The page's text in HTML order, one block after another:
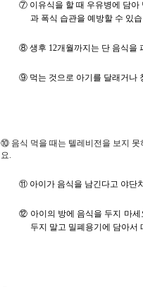
⑦ 이유식을 할 때 우유병에 담아
과 폭식 습관을 예방할 수 있
⑧ 생후 12개월까지는 단 음식을
⑨ 먹는 것으로 아기를 달래거나
⑩ 음식 먹을 때는 텔레비전을 보지 못
요.
⑪ 아이가 음식을 남긴다고 야단
⑫ 아이의 방에 음식을 두지 마세
두지 말고 밀폐용기에 담아서